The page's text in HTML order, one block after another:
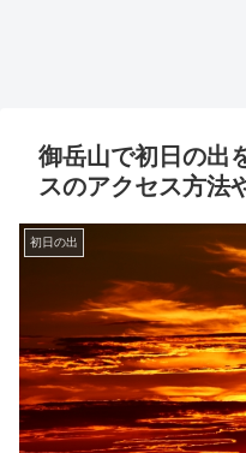
御岳山で初日の出
スのアクセス方法
初日の出